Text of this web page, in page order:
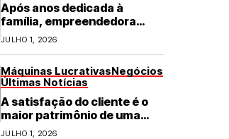
Após anos dedicada à
família, empreendedora
transforma franquia de
turismo em negócio de
JULHO 1, 2026
Máquinas LucrativasNegócios
Últimas Notícias
A satisfação do cliente é o
maior patrimônio de uma
franquia
JULHO 1, 2026